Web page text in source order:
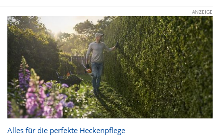
ANZEIGE
Alles für die perfekte Heckenpflege